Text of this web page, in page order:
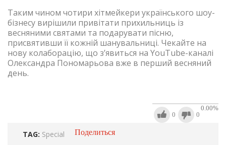
Таким чином чотири хітмейкери українського шоу-
бізнесу вирішили привітати прихильниць із
весняними святами та подарувати пісню,
присвятивши її кожній шанувальниці. Чекайте на
нову колаборацію, що з’явиться на YouTube-каналі
Олександра Пономарьова вже в перший весняний
день.
0.00%
0
0
TAG: Special Поделиться